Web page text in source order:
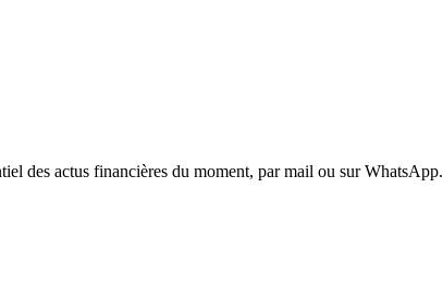
des actus financières du moment, par mail ou sur WhatsApp.